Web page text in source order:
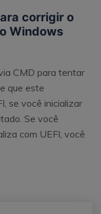
corrigir o
Windows
CMD para tentar
que este
se você inicializar
Se você
com UEFI, você